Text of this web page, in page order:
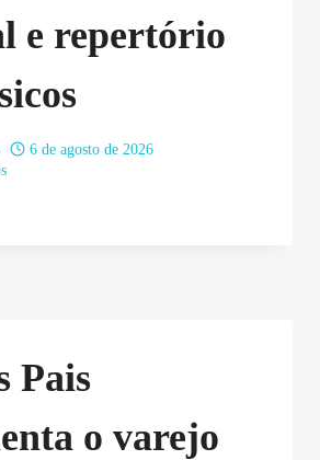
e repertório
6 de agosto de 2026
Pais
o varejo